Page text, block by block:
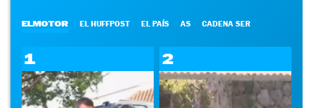
ELMOTOR EL HUFFPOST EL PAÍS AS CADENA SER
1 2